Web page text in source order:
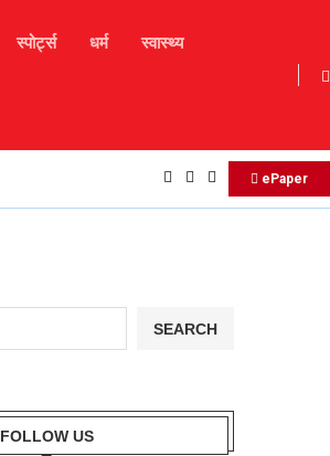
स्पोर्ट्स धर्म स्वास्थ्य
17 अगस्त 2025 – आज का दैनिक राशिफल ePaper
SEARCH
FOLLOW US